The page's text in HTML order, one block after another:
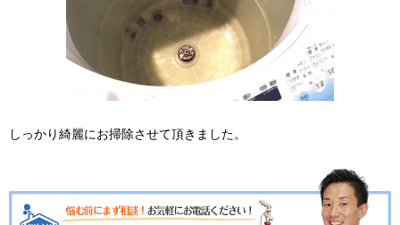
しっかり綺麗にお掃除させて頂きました。